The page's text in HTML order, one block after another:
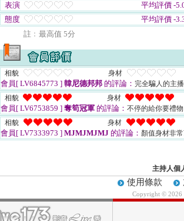
表演
平均評價 -
態度
平均評價 -
註﹕最高值 5分
相貌 身材
會員[ LV6845773 ] 韓尼德邦邦 的評論： 完全騙人的主
相貌
身材
會員[ LV6753859 ] 奪筍冠軍 的評論： 不停的給你要禮
相貌
身材
會員[ LV7333973 ] MJMJMJMJ 的評論： 顏值身材非
主持人個
使用條款
Copyright ©